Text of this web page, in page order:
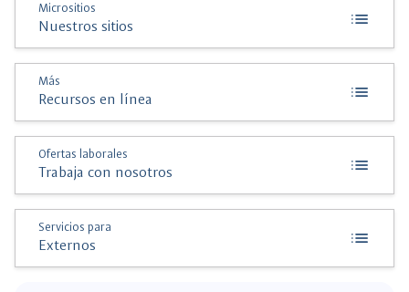
Micrositios
Nuestros sitios list
Más
Recursos en línea list
Ofertas laborales
Trabaja con nosotros list
Servicios para
Externos list